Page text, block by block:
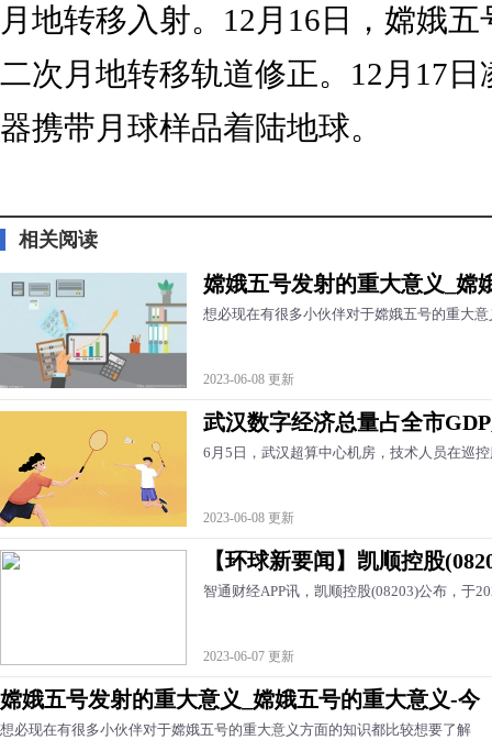
月地转移入射。12月16日，嫦娥
二次月地转移轨道修正。12月17
器携带月球样品着陆地球。
相关阅读
嫦娥五号发射的重大意义_嫦
想必现在有很多小伙伴对于嫦娥五号的重大
2023-06-08 更新
武汉数字经济总量占全市
6月5日，武汉超算中心机房，技术人员在巡
2023-06-08 更新
【环球新要闻】凯顺控股
智通财经APP讯，凯顺控股(08203)公布，于
2023-06-07 更新
嫦娥五号发射的重大意义_嫦娥五号的重大意义-今
想必现在有很多小伙伴对于嫦娥五号的重大意义方面的知识都比较想要了解